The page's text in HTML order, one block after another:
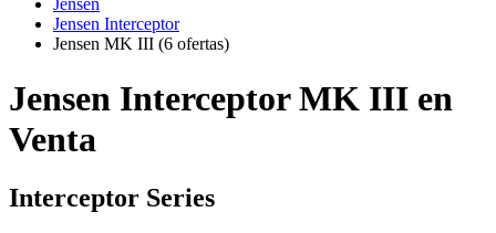
Jensen
Jensen Interceptor
Jensen MK III (6 ofertas)
Jensen Interceptor MK III en
Venta
Interceptor Series